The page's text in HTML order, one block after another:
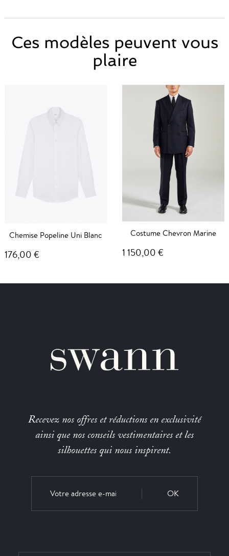
Ces modèles peuvent vous
plaire
Chemise Popeline Uni Blanc
176,00 €
Costume Chevron Marine
1 150,00 €
Recevez nos offres et réductions en exclusivité
ainsi que nos conseils vestimentaires et les
silhouettes qui nous inspirent.
OK